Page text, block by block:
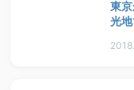
東
光